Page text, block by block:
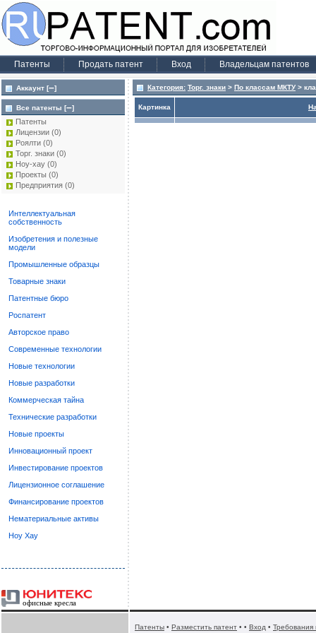
Патенты Продать патент Вход Владельцам патентов
Аккаунт [–]
Все патенты [–]
Патенты
Лицензии (0)
Роялти (0)
Торг. знаки (0)
Ноу-хау (0)
Проекты (0)
Предприятия (0)
Интеллектуальная
собственность
Изобретения и полезные
модели
Промышленные образцы
Товарные знаки
Патентные бюро
Роспатент
Авторское право
Современные технологии
Новые технологии
Новые разработки
Коммерческая тайна
Технические разработки
Новые проекты
Инновационный проект
Инвестирование проектов
Лицензионное соглашение
Финансирование проектов
Нематериальные активы
Ноу Хау
офисные кресла
Категория: Торг. знаки > По классам МКТУ >
Картинка
Патенты • Разместить патент • • Вход • Требования